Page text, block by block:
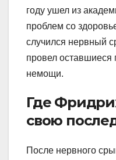
году ушел из
проблем со
случился нервный
провел оставшиеся
немощи.
Где
свою
После нервного